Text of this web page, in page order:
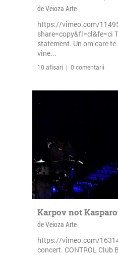
de Veioza Arte
https://vimeo.com/
share=copy&fl=cl&fe=ci
statement. Un om care
vine...
10 afisari | 0 comentarii
Karpov not
de Veioza Arte
https://vimeo.com/
concert. CONTROL